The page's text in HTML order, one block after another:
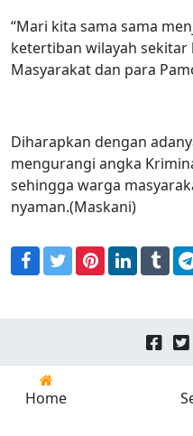
“Mari kita sama sama
ketertiban wilayah sekitar
Masyarakat dan para
Diharapkan dengan
mengurangi angka
sehingga warga
nyaman.(Maskani)
Facebook
TwitterPinterest
LinkedIn
Home